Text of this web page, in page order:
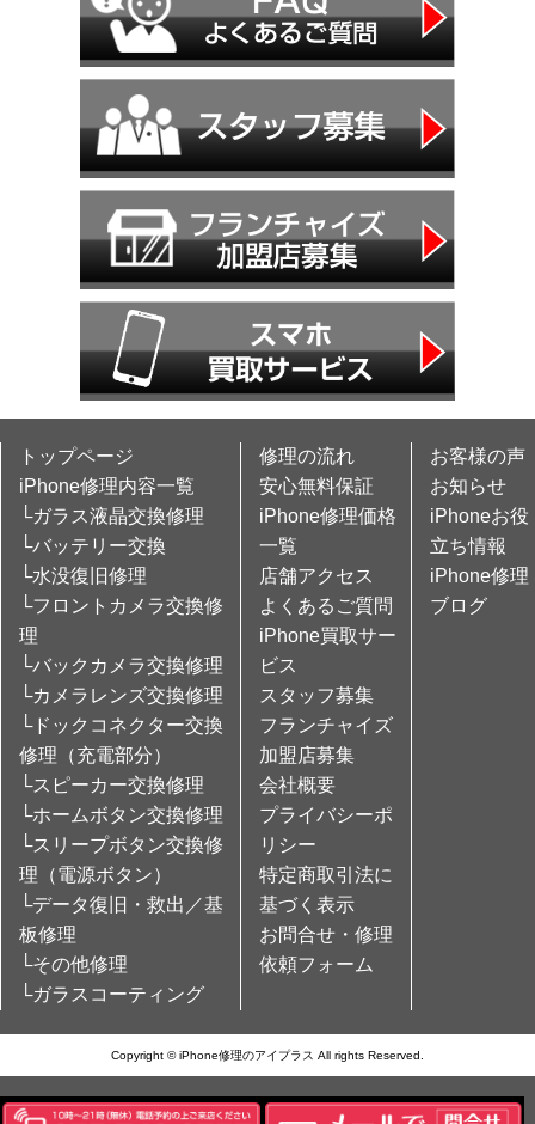
トップページ
iPhone修理内容一覧
└ガラス液晶交換修理
└バッテリー交換
└水没復旧修理
└フロントカメラ交換修
理
└バックカメラ交換修理
└カメラレンズ交換修理
└ドックコネクター交換
修理（充電部分）
└スピーカー交換修理
└ホームボタン交換修理
└スリープボタン交換修
理（電源ボタン）
└データ復旧・救出／基
板修理
└その他修理
└ガラスコーティング
修理の流れ
安心無料保証
iPhone修理価格
一覧
店舗アクセス
よくあるご質問
iPhone買取サー
ビス
スタッフ募集
フランチャイズ
加盟店募集
会社概要
プライバシーポ
リシー
特定商取引法に
基づく表示
お問合せ・修理
依頼フォーム
お客様の声
お知らせ
iPhoneお役
立ち情報
iPhone修理
ブログ
Copyright © iPhone修理のアイプラス All rights Reserved.